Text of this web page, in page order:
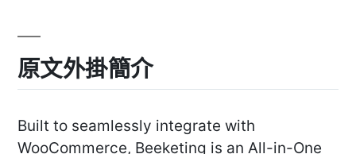
原文外掛簡介
Built to seamlessly integrate with
WooCommerce, Beeketing is an All-in-One